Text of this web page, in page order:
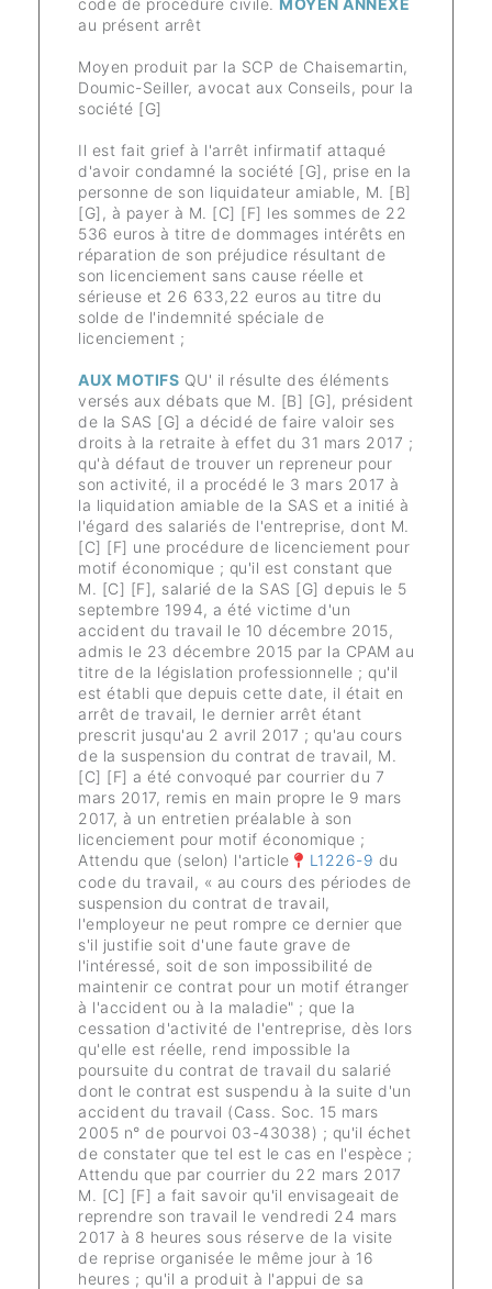
code de procédure civile. MOYEN ANNEXE
au présent arrêt
Moyen produit par la SCP de Chaisemartin,
Doumic-Seiller, avocat aux Conseils, pour la
société [G]
Il est fait grief à l'arrêt infirmatif attaqué
d'avoir condamné la société [G], prise en la
personne de son liquidateur amiable, M. [B]
[G], à payer à M. [C] [F] les sommes de 22
536 euros à titre de dommages intérêts en
réparation de son préjudice résultant de
son licenciement sans cause réelle et
sérieuse et 26 633,22 euros au titre du
solde de l'indemnité spéciale de
licenciement ;
AUX MOTIFS QU' il résulte des éléments
versés aux débats que M. [B] [G], président
de la SAS [G] a décidé de faire valoir ses
droits à la retraite à effet du 31 mars 2017 ;
qu'à défaut de trouver un repreneur pour
son activité, il a procédé le 3 mars 2017 à
la liquidation amiable de la SAS et a initié à
l'égard des salariés de l'entreprise, dont M.
[C] [F] une procédure de licenciement pour
motif économique ; qu'il est constant que
M. [C] [F], salarié de la SAS [G] depuis le 5
septembre 1994, a été victime d'un
accident du travail le 10 décembre 2015,
admis le 23 décembre 2015 par la CPAM au
titre de la législation professionnelle ; qu'il
est établi que depuis cette date, il était en
arrêt de travail, le dernier arrêt étant
prescrit jusqu'au 2 avril 2017 ; qu'au cours
de la suspension du contrat de travail, M.
[C] [F] a été convoqué par courrier du 7
mars 2017, remis en main propre le 9 mars
2017, à un entretien préalable à son
licenciement pour motif économique ;
Attendu que (selon) l'article
L1226-9 du
code du travail, « au cours des périodes de
suspension du contrat de travail,
l'employeur ne peut rompre ce dernier que
s'il justifie soit d'une faute grave de
l'intéressé, soit de son impossibilité de
maintenir ce contrat pour un motif étranger
à l'accident ou à la maladie" ; que la
cessation d'activité de l'entreprise, dès lors
qu'elle est réelle, rend impossible la
poursuite du contrat de travail du salarié
dont le contrat est suspendu à la suite d'un
accident du travail (Cass. Soc. 15 mars
2005 n° de pourvoi 03-43038) ; qu'il échet
de constater que tel est le cas en l'espèce ;
Attendu que par courrier du 22 mars 2017
M. [C] [F] a fait savoir qu'il envisageait de
reprendre son travail le vendredi 24 mars
2017 à 8 heures sous réserve de la visite
de reprise organisée le même jour à 16
heures ; qu'il a produit à l'appui de sa